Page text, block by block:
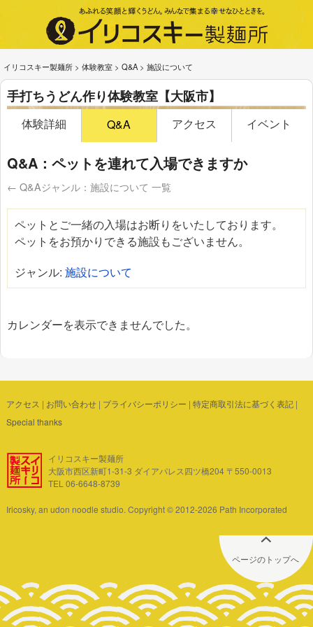
イリコスキー製麺所 > 体験教室 > Q&A > 施設について
手打ちうどん作り体験教室【大阪市】
体験詳細 Q&A アクセス イベント
Q&A：ペットを連れて入場できますか
← Q&Aジャンル：施設について 一覧
ペットとご一緒の入場はお断りをいたしております。
ペットをお預かりできる施設もございません。
ジャンル: 施設について
カレンダーを表示できませんでした。
アクセス | お問い合わせ| プライバシーポリシー | 特定商取引法に基づく表記|
Special thanks
イリコスキー製麺所
大阪市西区新町1-31-3 ダイアパレス四ツ橋204 〒550-0013
TEL 06-6648-8739
Iricosky, an udon noodle studio. Copyright © 2012-2026 Path Incorporated
ページのトップへ